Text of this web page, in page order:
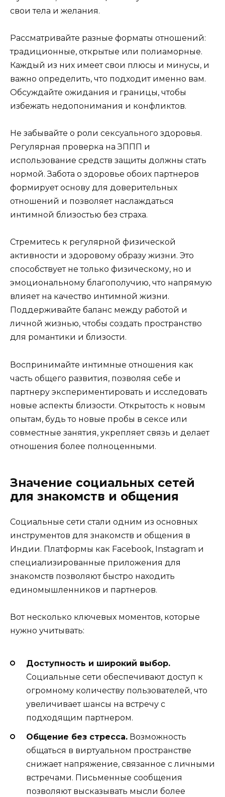
свои тела и желания.
Рассматривайте разные форматы отношений:
традиционные, открытые или полиаморные.
Каждый из них имеет свои плюсы и минусы, и
важно определить, что подходит именно вам.
Обсуждайте ожидания и границы, чтобы
избежать недопонимания и конфликтов.
Не забывайте о роли сексуального здоровья.
Регулярная проверка на ЗППП и
использование средств защиты должны стать
нормой. Забота о здоровье обоих партнеров
формирует основу для доверительных
отношений и позволяет наслаждаться
интимной близостью без страха.
Стремитесь к регулярной физической
активности и здоровому образу жизни. Это
способствует не только физическому, но и
эмоциональному благополучию, что напрямую
влияет на качество интимной жизни.
Поддерживайте баланс между работой и
личной жизнью, чтобы создать пространство
для романтики и близости.
Воспринимайте интимные отношения как
часть общего развития, позволяя себе и
партнеру экспериментировать и исследовать
новые аспекты близости. Открытость к новым
опытам, будь то новые пробы в сексе или
совместные занятия, укрепляет связь и делает
отношения более полноценными.
Значение социальных сетей
для знакомств и общения
Социальные сети стали одним из основных
инструментов для знакомств и общения в
Индии. Платформы как Facebook, Instagram и
специализированные приложения для
знакомств позволяют быстро находить
единомышленников и партнеров.
Вот несколько ключевых моментов, которые
нужно учитывать:
Доступность и широкий выбор.
Социальные сети обеспечивают доступ к
огромному количеству пользователей, что
увеличивает шансы на встречу с
подходящим партнером.
Общение без стресса. Возможность
общаться в виртуальном пространстве
снижает напряжение, связанное с личными
встречами. Письменные сообщения
позволяют высказывать мысли более